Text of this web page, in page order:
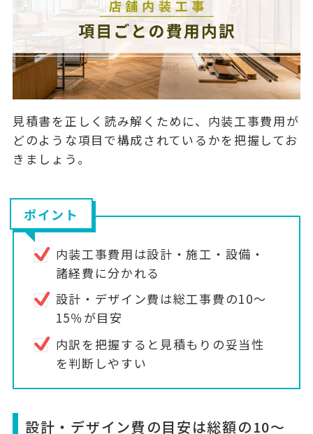
見積書を正しく読み解くために、内装工事費用が
どのような項目で構成されているかを把握してお
きましょう。
ポイント
内装工事費用は設計・施工・設備・
諸経費に分かれる
設計・デザイン費は総工事費の10〜
15％が目安
内訳を把握すると見積もりの妥当性
を判断しやすい
設計・デザイン費の目安は総額の10〜